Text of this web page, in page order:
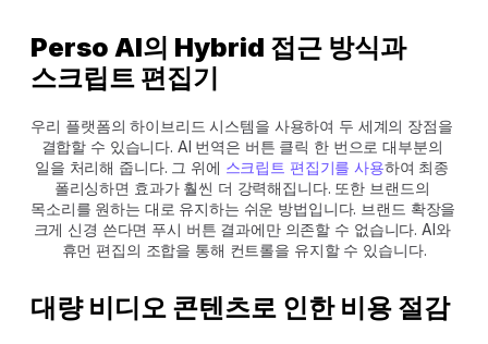
Perso AI의 Hybrid 접근 방식과
스크립트 편집기
우리 플랫폼의 하이브리드 시스템을 사용하여 두 세계의 장점을
결합할 수 있습니다. AI 번역은 버튼 클릭 한 번으로 대부분의
일을 처리해 줍니다. 그 위에 스크립트 편집기를 사용하여 최종
폴리싱하면 효과가 훨씬 더 강력해집니다. 또한 브랜드의
목소리를 원하는 대로 유지하는 쉬운 방법입니다. 브랜드 확장을
크게 신경 쓴다면 푸시 버튼 결과에만 의존할 수 없습니다. AI와
휴먼 편집의 조합을 통해 컨트롤을 유지할 수 있습니다.
대량 비디오 콘텐츠로 인한 비용 절감